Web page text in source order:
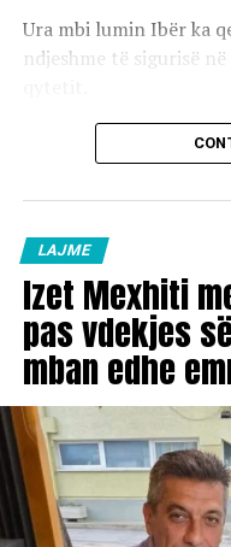
Ura mbi lumin Ibër ka
ndjeshme të sigurisë
LAJME
Izet Mexhiti
pas vdekjes
mban edhe